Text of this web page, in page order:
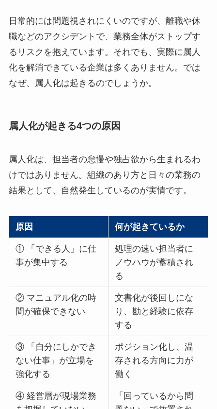
日常的には問題視されにくいのですが、離職や休
職などのアクシデントで、業務全体がストップす
るリスクを抱えています。それでも、実際に属人
化を解消できている企業は多くありません。では
なぜ、属人化は起きるのでしょうか。
属人化が起きる4つの原因
属人化は、担当者の怠慢や独占欲から生まれるわ
けではありません。組織のあり方と日々の業務の
結果として、自然発生しているのが実情です。
原因 何が起きているか
① 「できる人」に仕
事が集中する
処理の速い担当者に
ノウハウが蓄積され
る
② マニュアル化の時
間が確保できない
文書化が後回しにな
り、勘と経験に依存
する
③ 「自分にしかでき
ない仕事」が立場を
強化する
ポジション化し、温
存される方向に力が
働く
④ 経営層が現場業務
「回っているから問